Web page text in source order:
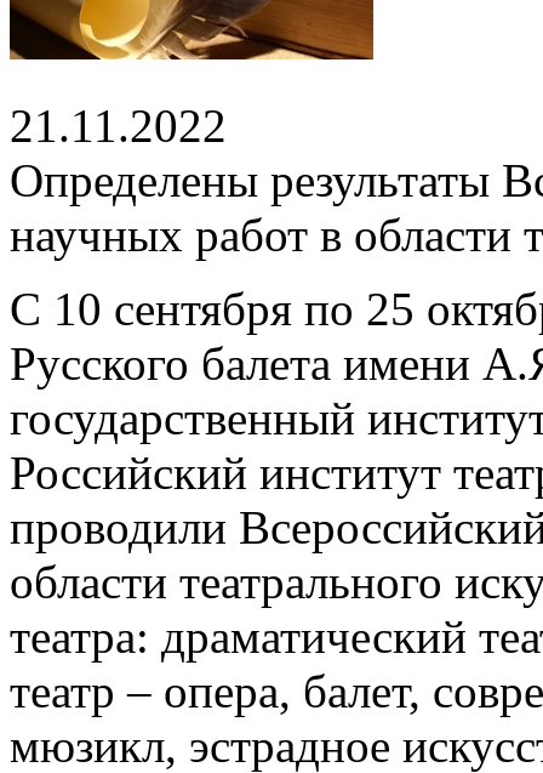
21.11.2022
Определены результаты
научных работ в области
С 10 сентября по 25
Русского балета имени
государственный
Российский институт
проводили
области театрального
театра: драматический
театр – опера, балет,
мюзикл, эстрадное